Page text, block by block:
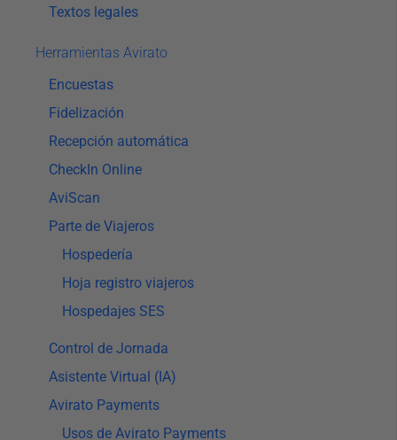
Textos legales
Herramientas Avirato
Encuestas
Fidelización
Recepción automática
CheckIn Online
AviScan
Parte de Viajeros
Hospedería
Hoja registro viajeros
Hospedajes SES
Control de Jornada
Asistente Virtual (IA)
Avirato Payments
Usos de Avirato Payments